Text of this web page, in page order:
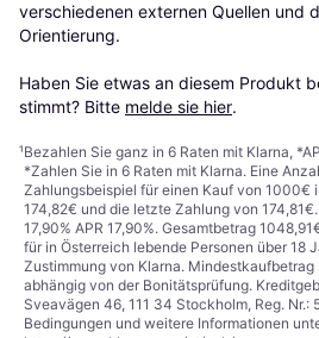
verschiedenen externen Quellen und
Orientierung.
Haben Sie etwas an diesem Produkt
stimmt? Bitte melde sie hier.
¹Bezahlen Sie ganz in 6 Raten mit Klarna,
*Zahlen Sie in 6 Raten mit Klarna. Eine
Zahlungsbeispiel für einen Kauf von 1000€
174,82€ und die letzte Zahlung von
17,90% APR 17,90%. Gesamtbetrag
für in Österreich lebende Personen über 18
Zustimmung von Klarna.
abhängig von der Bonitätsprüfung.
Sveavägen 46, 111 34 Stockholm, Reg.
Bedingungen und weitere Informationen